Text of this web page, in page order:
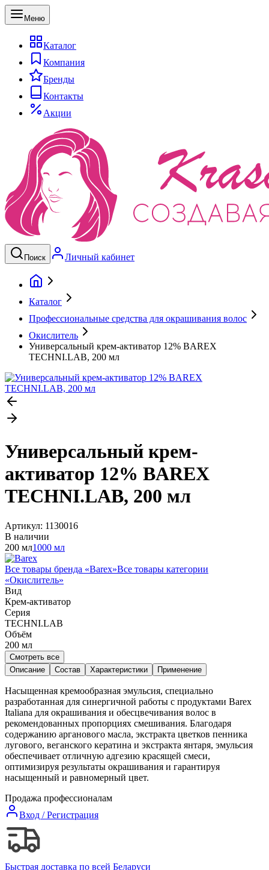
Меню
Каталог
Компания
Бренды
Контакты
Акции
Поиск Личный кабинет
Каталог
Профессиональные средства для окрашивания волос
Окислитель
Универсальный крем-активатор 12% BAREX
TECHNI.LAB, 200 мл
Универсальный крем-
активатор 12% BAREX
TECHNI.LAB, 200 мл
Артикул: 1130016
В наличии
200 мл1000 мл
Все товары бренда «Barex»Все товары категории
«Окислитель»
Вид
Крем-активатор
Серия
TECHNI.LAB
Объём
200 мл
Смотреть все
Описание
Состав Характеристики Применение
Насыщенная кремообразная эмульсия, специально
разработанная для синергичной работы с продуктами Barex
Italiana для окрашивания и обесцвечивания волос в
рекомендованных пропорциях смешивания. Благодаря
содержанию арганового масла, экстракта цветков пенника
лугового, веганского кератина и экстракта янтаря, эмульсия
обеспечивает отличную адгезию красящей смеси,
оптимизируя результаты окрашивания и гарантируя
насыщенный и равномерный цвет.
Продажа профессионалам
Вход / Регистрация
Быстрая доставка по всей Беларуси